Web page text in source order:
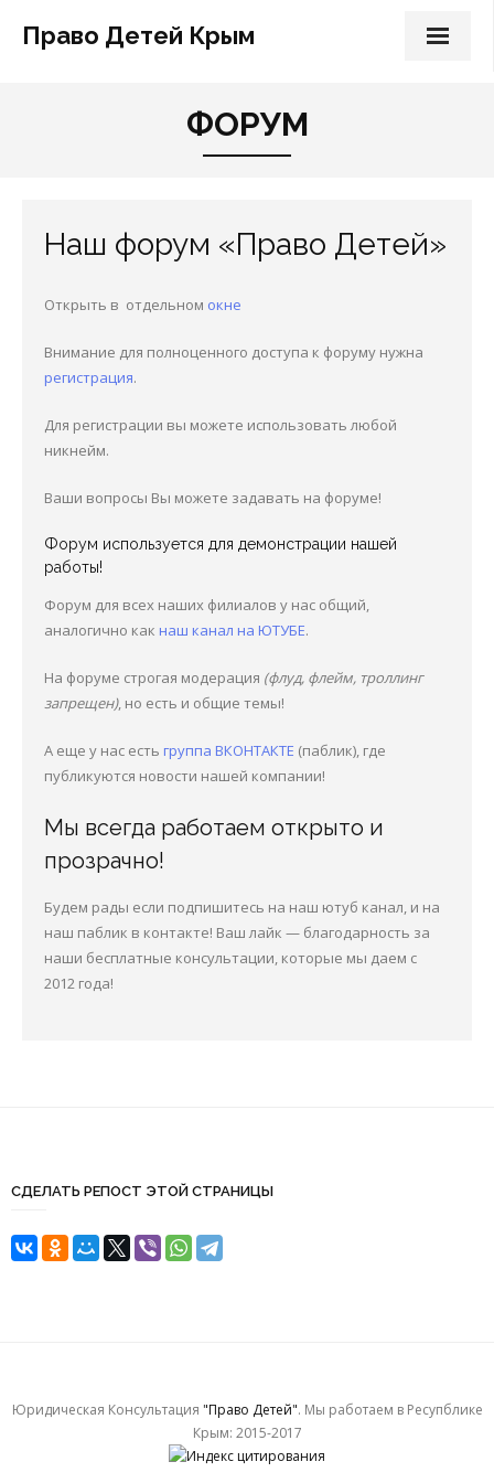
Право Детей Крым
наши услуги
Форум
Девочка Даша СПб
Наши сотрудники
Вне судебная работа
Розыск
Я в суде (судебная практика)
ФОРУМ
Наш форум «Право Детей»
Открыть в отдельном окне
Внимание для полноценного доступа к форуму нужна
регистрация.
Для регистрации вы можете использовать любой
никнейм.
Ваши вопросы Вы можете задавать на форуме!
Форум используется для демонстрации нашей
работы!
Форум для всех наших филиалов у нас общий,
аналогично как наш канал на ЮТУБЕ.
На форуме строгая модерация (флуд, флейм, троллинг
запрещен), но есть и общие темы!
А еще у нас есть группа ВКОНТАКТЕ (паблик), где
публикуются новости нашей компании!
Мы всегда работаем открыто и
прозрачно!
Будем рады если подпишитесь на наш ютуб канал, и на
наш паблик в контакте! Ваш лайк — благодарность за
наши бесплатные консультации, которые мы даем с
2012 года!
СДЕЛАТЬ РЕПОСТ ЭТОЙ СТРАНИЦЫ
Юридическая Консультация "Право Детей". Мы работаем в Ресупблике
Крым: 2015-2017